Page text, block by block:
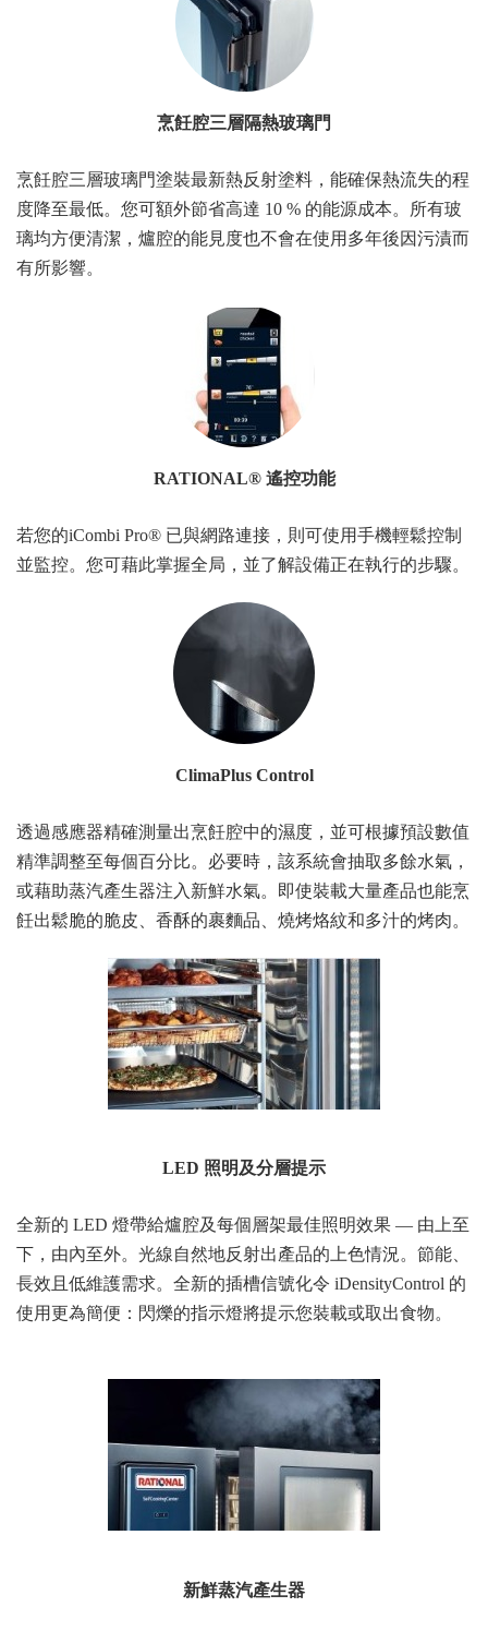
烹飪腔三層隔熱玻璃門
烹飪腔三層玻璃門塗裝最新熱反射塗料，能確保熱流失的程
度降至最低。您可額外節省高達 10 % 的能源成本。所有玻
璃均方便清潔，爐腔的能見度也不會在使用多年後因污漬而
有所影響。
RATIONAL® 遙控功能
若您的iCombi Pro® 已與網路連接，則可使用手機輕鬆控制
並監控。您可藉此掌握全局，並了解設備正在執行的步驟。
ClimaPlus Control
透過感應器精確測量出烹飪腔中的濕度，並可根據預設數值
精準調整至每個百分比。必要時，該系統會抽取多餘水氣，
或藉助蒸汽產生器注入新鮮水氣。即使裝載大量產品也能烹
飪出鬆脆的脆皮、香酥的裹麵品、燒烤烙紋和多汁的烤肉。
LED 照明及分層提示
​全新的 LED 燈帶給爐腔及每個層架最佳照明效果 — 由上至
下，由內至外。光線自然地反射出產品的上色情況。節能、
長效且低維護需求。全新的插槽信號化令 iDensityControl 的
使用更為簡便：閃爍的指示燈將提示您裝載或取出食物。
新鮮蒸汽產生器